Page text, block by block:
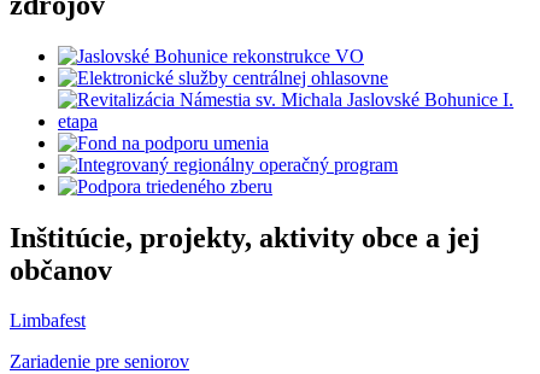
Inštitúcie, projekty, aktivity obce a jej
občanov
Limbafest
Zariadenie pre seniorov